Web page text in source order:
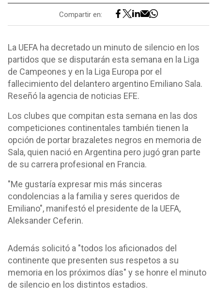
Compartir en:
La UEFA ha decretado un minuto de silencio en los
partidos que se disputarán esta semana en la Liga
de Campeones y en la Liga Europa por el
fallecimiento del delantero argentino Emiliano Sala.
Reseñó la agencia de noticias EFE.
Los clubes que compitan esta semana en las dos
competiciones continentales también tienen la
opción de portar brazaletes negros en memoria de
Sala, quien nació en Argentina pero jugó gran parte
de su carrera profesional en Francia.
"Me gustaría expresar mis más sinceras
condolencias a la familia y seres queridos de
Emiliano", manifestó el presidente de la UEFA,
Aleksander Ceferin.
Además solicitó a "todos los aficionados del
continente que presenten sus respetos a su
memoria en los próximos días" y se honre el minuto
de silencio en los distintos estadios.